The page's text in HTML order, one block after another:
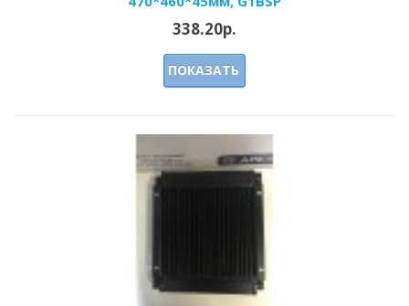
338.20р.
ПОКАЗАТЬ